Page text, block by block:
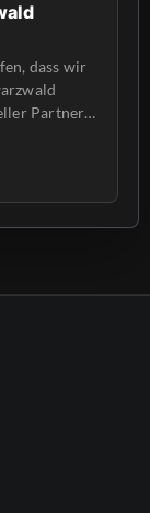
dass wir
Partner
und